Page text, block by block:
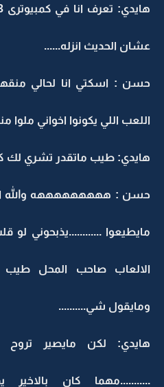
عشان الحديث انزله......
حسن : اسكتي انا لحالي
اللعب اللي يكونوا اخواني ملوا
هايدي: طيب ماتقدر تشري لك
حسن : هههههههههه والله
مايطيعوا ............يذبحوني
الالعاب صاحب المحل طيب
ومايقول شي..........
هايدي: لكن مايصير تروح
...........مهما كان بالاخير